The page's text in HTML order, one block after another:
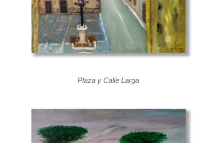
Plaza y Calle Larga